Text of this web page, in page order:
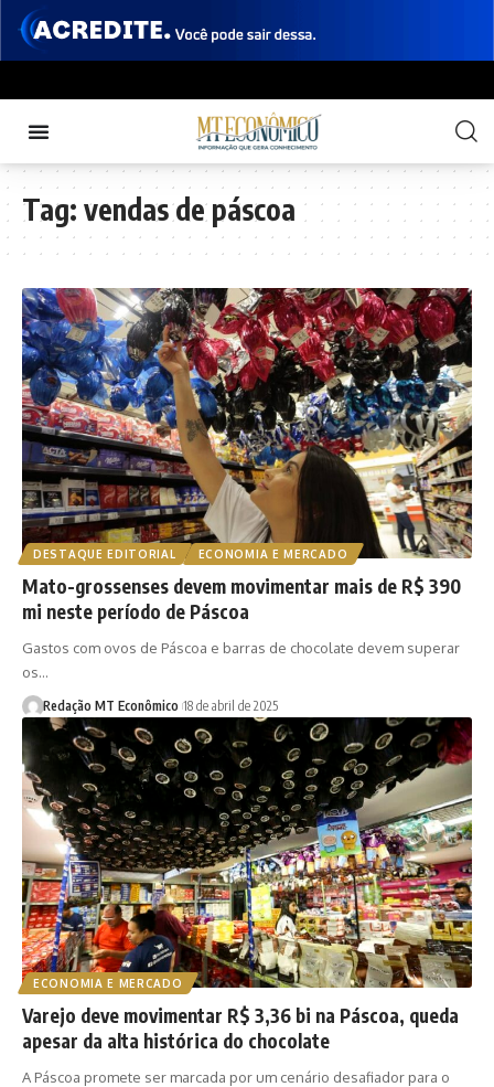
Tag: vendas de páscoa
DESTAQUE EDITORIAL ECONOMIA E MERCADO
Mato-grossenses devem movimentar mais de R$ 390
mi neste período de Páscoa
Gastos com ovos de Páscoa e barras de chocolate devem superar
os…
Redação MT Econômico 18 de abril de 2025
ECONOMIA E MERCADO
Varejo deve movimentar R$ 3,36 bi na Páscoa, queda
apesar da alta histórica do chocolate
A Páscoa promete ser marcada por um cenário desafiador para o